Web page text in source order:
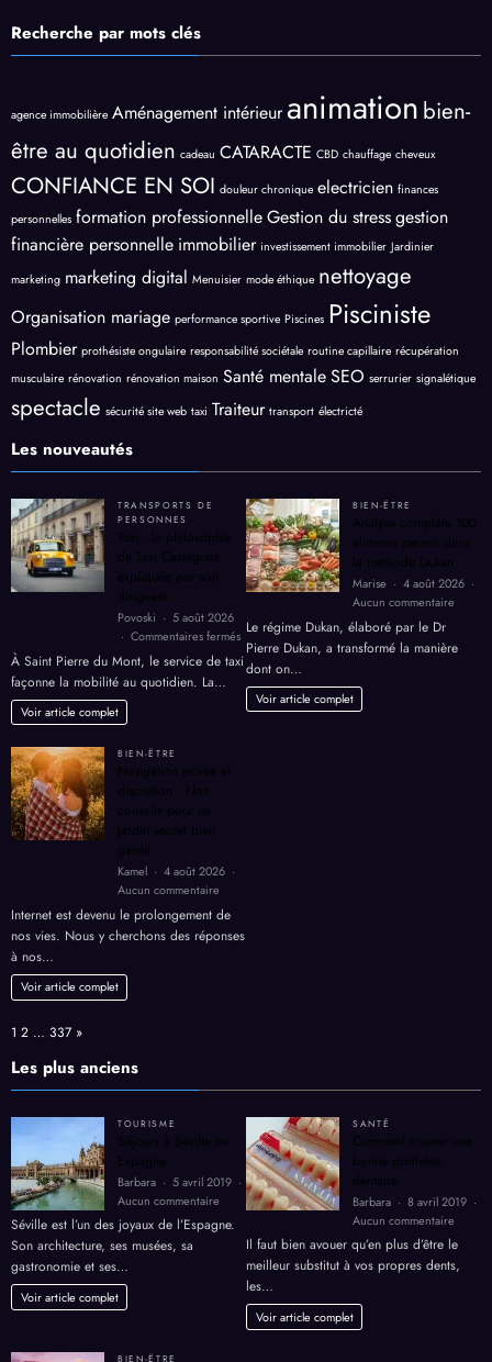
Recherche par mots clés
agence immobilière Aménagement intérieur animation bien-
être au quotidien cadeau CATARACTE CBD chauffage cheveux
CONFIANCE EN SOI douleur chronique electricien finances
personnelles formation professionnelleGestion du stressgestion
financière personnelle immobilier investissement immobilier Jardinier
marketing marketing digital Menuisier mode éthique nettoyage
Organisation mariage performance sportive Piscines Pisciniste
Plombier prothésiste ongulaire responsabilité sociétale routine capillaire récupération
musculaire rénovation rénovation maison Santé mentaleSEO serrurier signalétique
spectacle sécurité site web taxi Traiteur transport électricté
Les nouveautés
TRANSPORTS DE
PERSONNES
Taxi : la philosophie
de Taxi Castagnos
expliquée par son
dirigeant
Povoski
5 août 2026
Commentaires ferméssur
Taxi
la
philosophie
À Saint Pierre du Mont, le service de taxi
façonne la mobilité au quotidien. La…
Voir article complet
BIEN-ËTRE
Analyse complète 100
aliments permis dans
la méthode Dukan
Marise
4 août 2026
Aucun commentaire
100
Le régime Dukan, élaboré par le Dr
Pierre Dukan, a transformé la manière
dont on…
Voir article complet
BIEN-ËTRE
Navigation privée et
discrétion : Nos
conseils pour un
jardin secret bien
gardé
Kamel
4 août 2026
Aucun commentaire
Navigation
et
secret
Internet est devenu le prolongement de
nos vies. Nous y cherchons des réponses
à nos…
Voir article complet
Page:
1 2 … 337 Next
»
Les plus anciens
TOURISME
Séjours à Séville en
Espagne.
Barbara
5 avril 2019
Aucun commentaire
Espagne.
Séville est l’un des joyaux de l’Espagne.
Son architecture, ses musées, sa
gastronomie et ses…
Voir article complet
SANTÉ
Comment trouver une
bonne prothèse
dentaire.
Barbara
8 avril 2019
Aucun commentaire
une
Il faut bien avouer qu’en plus d’être le
meilleur substitut à vos propres dents,
les…
Voir article complet
BIEN-ËTRE